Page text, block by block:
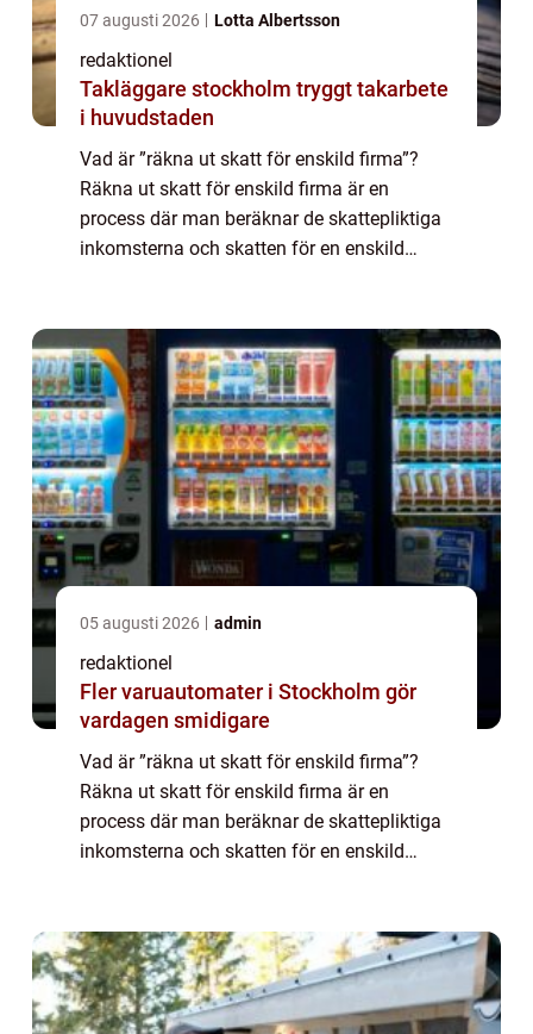
07 augusti 2026 Lotta Albertsson
redaktionel
Takläggare stockholm tryggt takarbete
i huvudstaden
Vad är ”räkna ut skatt för enskild firma”?
Räkna ut skatt för enskild firma är en
process där man beräknar de skattepliktiga
inkomsterna och skatten för en enskild
05 augusti 2026 admin
redaktionel
Fler varuautomater i Stockholm gör
vardagen smidigare
Vad är ”räkna ut skatt för enskild firma”?
Räkna ut skatt för enskild firma är en
process där man beräknar de skattepliktiga
inkomsterna och skatten för en enskild